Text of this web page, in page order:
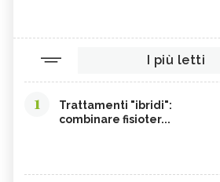
I più letti
1
Trattamenti "ibridi":
combinare fisioter...